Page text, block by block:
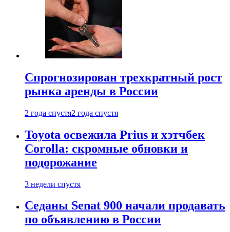
Спрогнозирован трехкратный рост
рынка аренды в России
2 года спустя2 года спустя
Toyota освежила Prius и хэтчбек
Corolla: скромные обновки и
подорожание
3 недели спустя
Седаны Senat 900 начали продавать
по объявлению в России